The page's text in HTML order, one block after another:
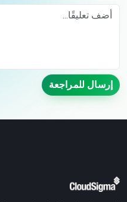
إرسال للمراجعة